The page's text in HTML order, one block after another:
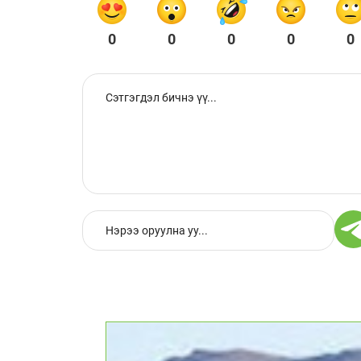
0 0 0 0 0